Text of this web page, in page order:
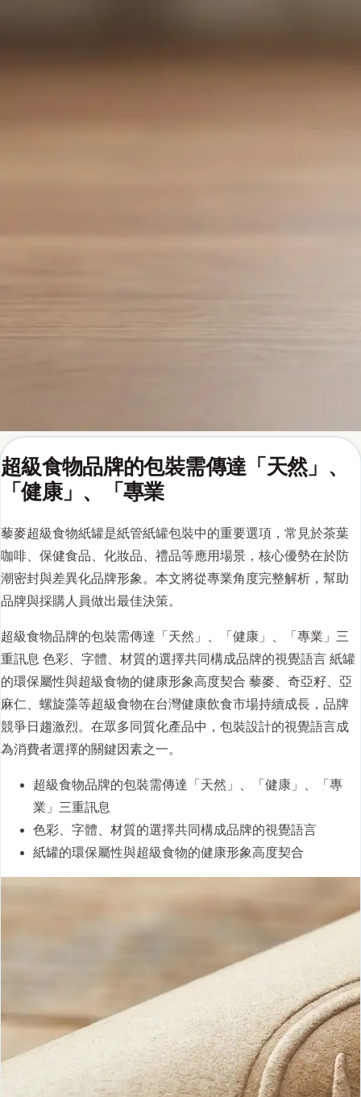
超級食物品牌的包裝需傳達「天然」、
「健康」、「專業
藜麥超級食物紙罐是紙管紙罐包裝中的重要選項，常見於茶葉
咖啡、保健食品、化妝品、禮品等應用場景，核心優勢在於防
潮密封與差異化品牌形象。本文將從專業角度完整解析，幫助
品牌與採購人員做出最佳決策。
超級食物品牌的包裝需傳達「天然」、「健康」、「專業」三
重訊息 色彩、字體、材質的選擇共同構成品牌的視覺語言 紙罐
的環保屬性與超級食物的健康形象高度契合 藜麥、奇亞籽、亞
麻仁、螺旋藻等超級食物在台灣健康飲食市場持續成長，品牌
競爭日趨激烈。在眾多同質化產品中，包裝設計的視覺語言成
為消費者選擇的關鍵因素之一。
超級食物品牌的包裝需傳達「天然」、「健康」、「專
業」三重訊息
色彩、字體、材質的選擇共同構成品牌的視覺語言
紙罐的環保屬性與超級食物的健康形象高度契合